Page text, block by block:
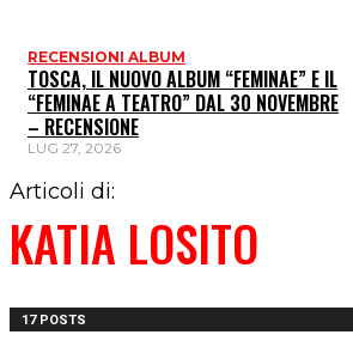
RECENSIONI ALBUM
TOSCA, IL NUOVO ALBUM “FEMINAE” E IL
“FEMINAE A TEATRO” DAL 30 NOVEMBRE
– RECENSIONE
LUG 27, 2026
Articoli di:
KATIA LOSITO
17 POSTS